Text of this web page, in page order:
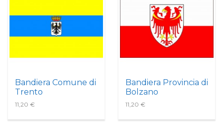
Bandiera Comune di
Trento
11,20 €
Bandiera Provincia di
Bolzano
11,20 €